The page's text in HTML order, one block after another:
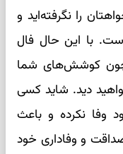
را نگرفته‌اید و
با این حال فال
چون کوشش‌های شما
دید. شاید کسی
وفا نکرده و باعث
و وفاداری خود